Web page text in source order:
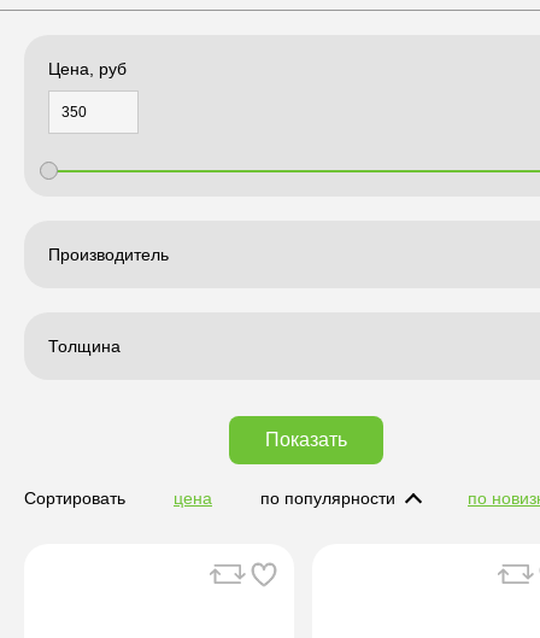
Цена, руб
Производитель
Толщина
Показать
Сортировать цена по популярности по